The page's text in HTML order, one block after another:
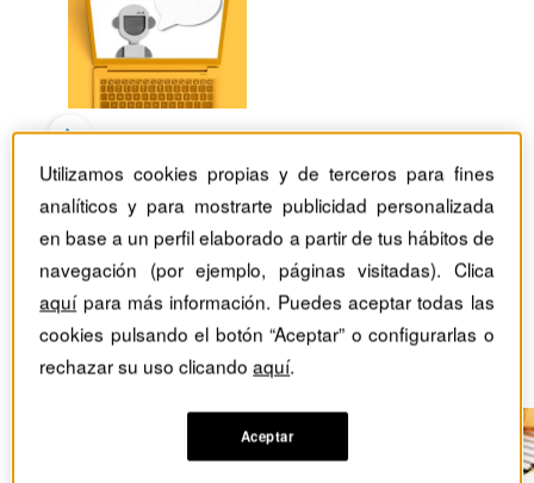
Revistas Harvard Deusto
TIC
Los nuevos tiempos llegan por correos
Los nuevos tiempos
llegan por correos
Advertorial
Utilizamos cookies propias y de terceros para fines
analíticos y para mostrarte publicidad personalizada
en base a un perfil elaborado a partir de tus hábitos de
navegación (por ejemplo, páginas visitadas). Clica
aquípara más información. Puedes aceptar todas las
cookies pulsando el botón “Aceptar” o configurarlas o
rechazar su uso clicandoaquí.
Aceptar